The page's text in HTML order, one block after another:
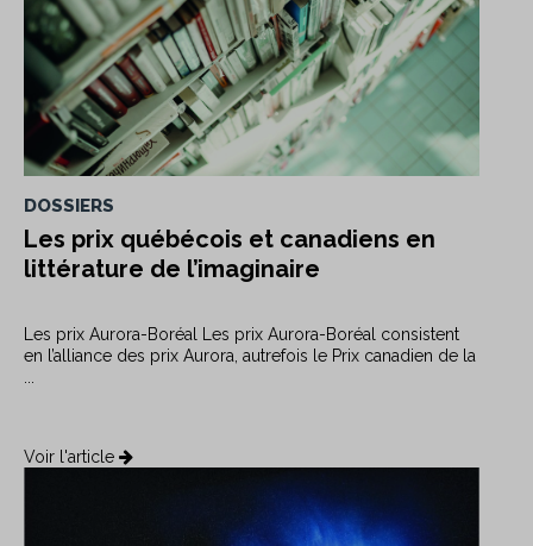
DOSSIERS
Les prix québécois et canadiens en
littérature de l’imaginaire
Les prix Aurora-Boréal Les prix Aurora-Boréal consistent
en l’alliance des prix Aurora, autrefois le Prix canadien de la
...
Voir l'article